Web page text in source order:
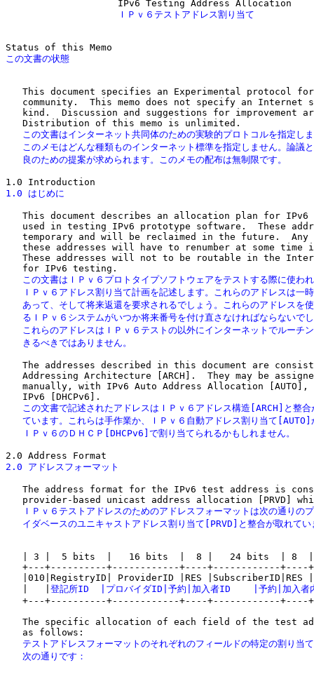
                    ＩＰｖ６テストアドレス割り当て
This document specifies an Experimental protocol
community.  This memo does not specify an Internet
kind.  Discussion and suggestions for improvement
この文書はインターネット共同体のための実験的プロトコルを指定し
このメモはどんな種類ものインターネット標準を指定しません。論議
   良のための提案が求められます。このメモの配布は無制限です。
1.0 はじめに
This document describes an allocation plan for IPv6
used in testing IPv6 prototype software.  These
temporary and will be reclaimed in the future.  Any
these addresses will have to renumber at some time
These addresses will not to be routable in the
この文書はＩＰｖ６プロトタイプソフトウェアをテストする際に使わ
ＩＰｖ６アドレス割り当て計画を記述します。これらのアドレスは一
あって、そして将来返還を要求されるでしょう。これらのアドレスを
るＩＰｖ６システムがいつか将来番号を付け直さなければならないで
これらのアドレスはＩＰｖ６テストの以外にインターネットでルーチ
   きるべきではありません。
The addresses described in this document are
Addressing Architecture [ARCH].  They may be
manually, with IPv6 Auto Address Allocation [AUTO],
この文書で記述されたアドレスはＩＰｖ６アドレス構造[ARCH]と整合
ています。これらは手作業か、ＩＰｖ６自動アドレス割り当て[AUTO]
   ＩＰｖ６のＤＨＣＰ[DHCPv6]で割り当てられるかもしれません。
2.0 アドレスフォーマット
The address format for the IPv6 test address is
ＩＰｖ６テストアドレスのためのアドレスフォーマットは次の通りの
イダベースのユニキャストアドレス割り当て[PRVD]と整合が取れてい
| 3 |  5 bits  |   16 bits  |  8 |   24 bits  | 8
+---+----------+------------+----+------------+----
|010|RegistryID| ProviderID |RES |SubscriberID|RES
登記所ID  | プロバイダID 予約 加入者ID 予約
加
+---+----------+------------+----+------------+----
The specific allocation of each field of the test
テストアドレスフォーマットのそれぞれのフィールドの特定の割り当
   次の通りです：